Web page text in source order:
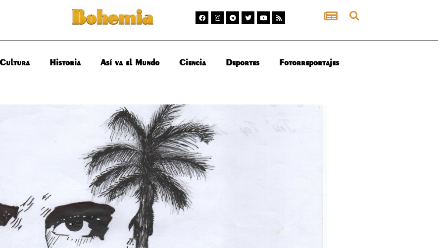
Cultura Historia Así va el Mundo Ciencia Deportes Fotorreportajes